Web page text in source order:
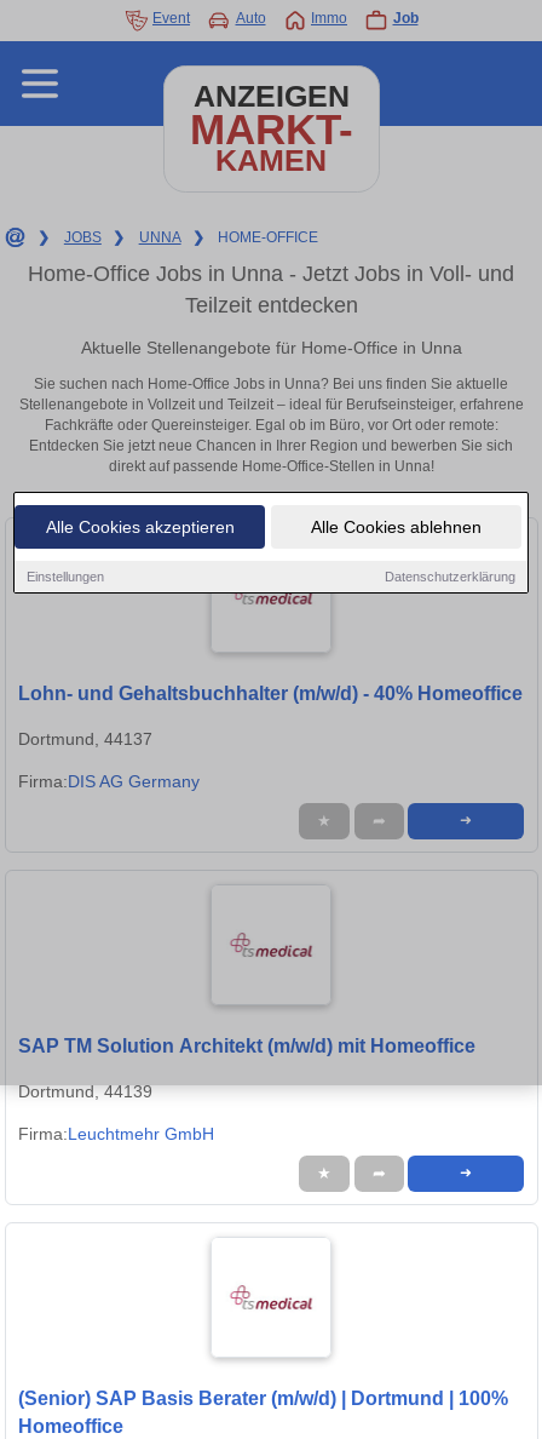
Alle Cookies akzeptieren Alle Cookies ablehnen
Einstellungen Datenschutzerklärung
Event Auto Immo Job
ANZEIGEN
MARKT-
KAMEN
❯ JOBS ❯ UNNA ❯ HOME-OFFICE
Home-Office Jobs in Unna - Jetzt Jobs in Voll- und
Teilzeit entdecken
Aktuelle Stellenangebote für Home-Office in Unna
Sie suchen nach Home-Office Jobs in Unna? Bei uns finden Sie aktuelle
Stellenangebote in Vollzeit und Teilzeit – ideal für Berufseinsteiger, erfahrene
Fachkräfte oder Quereinsteiger. Egal ob im Büro, vor Ort oder remote:
Entdecken Sie jetzt neue Chancen in Ihrer Region und bewerben Sie sich
direkt auf passende Home-Office-Stellen in Unna!
Lohn- und Gehaltsbuchhalter (m/w/d) - 40% Homeoffice
Dortmund, 44137
Firma:DIS AG Germany
★ ➦ ➜
SAP TM Solution Architekt (m/w/d) mit Homeoffice
Dortmund, 44139
Firma:Leuchtmehr GmbH
★ ➦ ➜
(Senior) SAP Basis Berater (m/w/d) | Dortmund | 100%
Homeoffice